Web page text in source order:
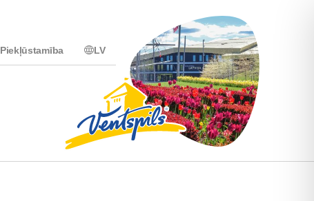
Piekļūstamība LV